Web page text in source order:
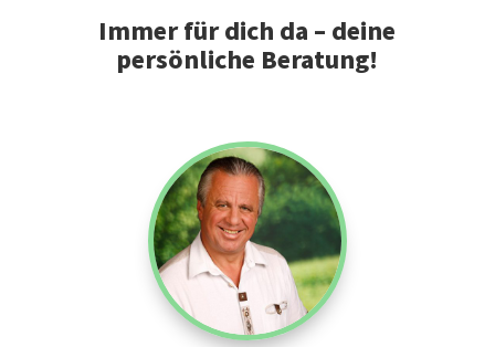
Immer für dich da – deine
persönliche Beratung!